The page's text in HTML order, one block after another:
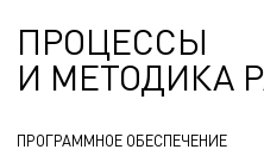
ПРОЦЕССЫ
И МЕТОДИКА
ПРОГРАММНОЕ ОБЕСПЕЧЕНИЕ